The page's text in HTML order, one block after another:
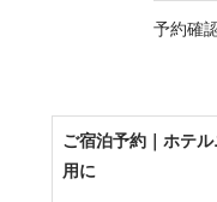
予約確
https://
ご宿泊予約｜ホテ
用に